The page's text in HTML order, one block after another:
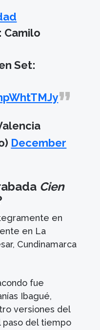
Camilo
Set:
December
Cien
en
en La
Cundinamarca
fue
Ibagué,
versiones del
paso del tiempo